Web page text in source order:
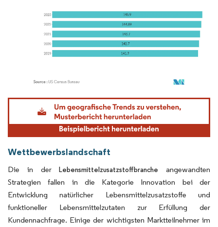
Bild © Mordor Intelligence. Wiederverwendung erfordert Namensnennung gemäß
Wettbewerbslandschaft
Die in derLebensmittelzusatzstoffbranche angewandten
Strategien fallen in die Kategorie Innovation bei der
Entwicklung natürlicher Lebensmittelzusatzstoffe und
funktioneller Lebensmittelzutaten zur Erfüllung der
Kundennachfrage. Einige der wichtigsten Marktteilnehmer im